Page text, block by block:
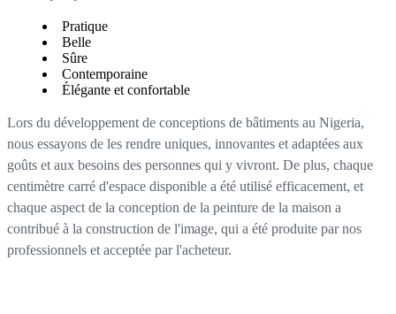
Pratique
Belle
Sûre
Contemporaine
Élégante et confortable
Lors du développement de conceptions de bâtiments au Nigeria,
nous essayons de les rendre uniques, innovantes et adaptées aux
goûts et aux besoins des personnes qui y vivront. De plus, chaque
centimètre carré d'espace disponible a été utilisé efficacement, et
chaque aspect de la conception de la peinture de la maison a
contribué à la construction de l'image, qui a été produite par nos
professionnels et acceptée par l'acheteur.